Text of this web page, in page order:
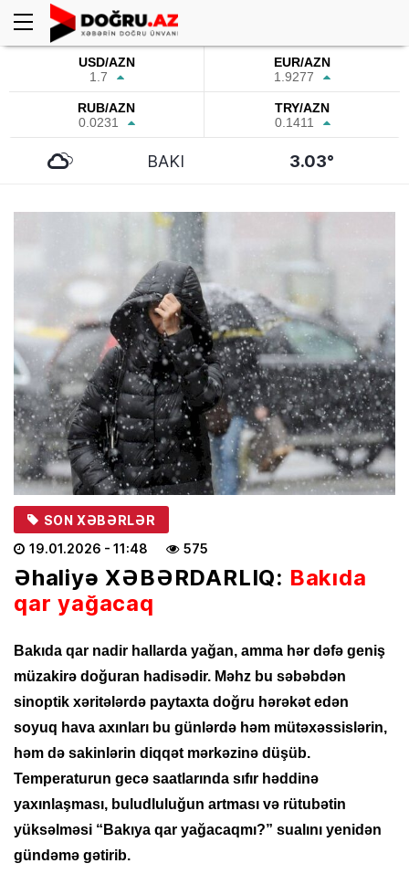
USD/AZN
1.7
EUR/AZN
1.9277
RUB/AZN
0.0231
TRY/AZN
0.1411
BAKI 3.03°
SON XƏBƏRLƏR
19.01.2026 - 11:48 575
Əhaliyə XƏBƏRDARLIQ: Bakıda
qar yağacaq
Bakıda qar nadir hallarda yağan, amma hər dəfə geniş
müzakirə doğuran hadisədir. Məhz bu səbəbdən
sinoptik xəritələrdə paytaxta doğru hərəkət edən
soyuq hava axınları bu günlərdə həm mütəxəssislərin,
həm də sakinlərin diqqət mərkəzinə düşüb.
Temperaturun gecə saatlarında sıfır həddinə
yaxınlaşması, buludluluğun artması və rütubətin
yüksəlməsi “Bakıya qar yağacaqmı?” sualını yenidən
gündəmə gətirib.